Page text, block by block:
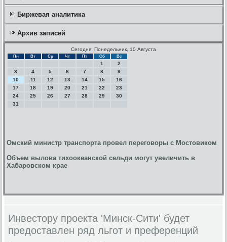
Биржевая аналитика
Архив записей
Сегодня: Понедельник, 10 Августа
Пн Вт Ср Чт Пт Сб Вс
1
2
3
4 5 6 7 8
9
10
11 12 13 14 15
16
17
18 19 20 21 22
23
24
25 26 27 28 29
30
31
Омский министр транспорта провел переговоры с Мостовиком
Объем вылова тихоокеанской сельди могут увеличить в
Хабаровском крае
Инвестору проекта 'Минск-Сити' будет
предоставлен ряд льгот и преференций